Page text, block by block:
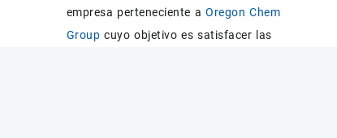
empresa perteneciente aOregon Chem
Group cuyo objetivo es satisfacer las